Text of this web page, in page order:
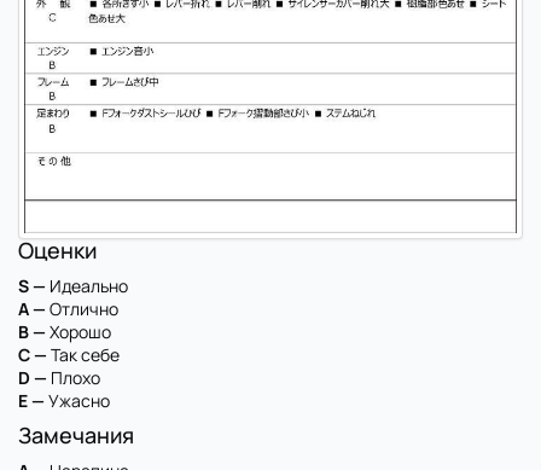
Оценки
S — Идеально
A — Отлично
B — Хорошо
C — Так себе
D — Плохо
E — Ужасно
Замечания